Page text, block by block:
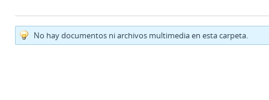
No hay documentos ni archivos multimedia en esta carpeta.